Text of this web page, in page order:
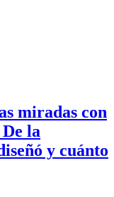
miradas con
la
y cuánto